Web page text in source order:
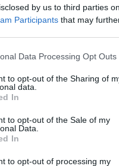
by us to third parties
Participants that may
that this website/app uses
to your visit or usage
consent to Google and its
data for below specified
Data Processing Opt Outs
to opt-out of the Sharing of
data.
In
to opt-out of the Sale of my
Data.
In
to opt-out of processing my
közölte azt is, hogy a
fog.
Schiffer András
kitűzős